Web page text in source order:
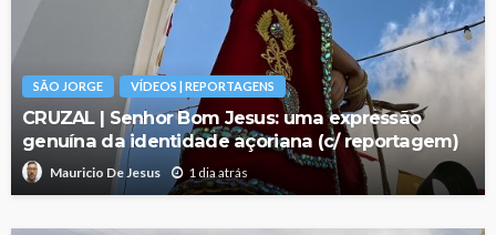
SÃO JORGE VÍDEOS | REPORTAGENS
CRUZAL | Senhor Bom Jesus: uma expressão
genuína da identidade açoriana (c/ reportagem)
Mauricio De Jesus 1 dia atrás